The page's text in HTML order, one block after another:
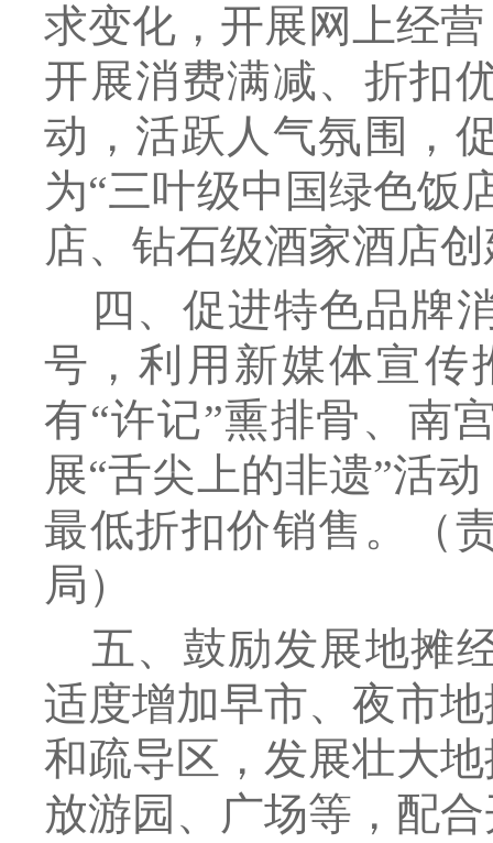
求变化，开展网上经
开展消费满减、折扣
动，活跃人气氛围，
为“三叶级中国绿色饭
店、钻石级酒家酒店
四、促进特色品牌
号，利用新媒体宣传
有“许记”熏排骨、南
展“舌尖上的非遗”活
最低折扣价销售。
（
局 ）
五、鼓励发展地摊
适度增加早市、夜市
和疏导区，发展壮大
放游园、广场等，配